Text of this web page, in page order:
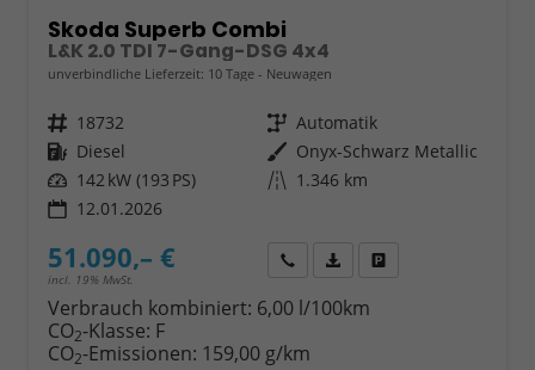
Skoda Superb Combi
L&K 2.0 TDI 7-Gang-DSG 4x4
unverbindliche Lieferzeit: 10 Tage Neuwagen
Fahrzeugnr. 18732 Getriebe Automatik
Kraftstoff Diesel Außenfarbe Onyx-Schwarz Metallic
Leistung 142 kW (193 PS) Kilometerstand 1.346 km
12.01.2026
51.090,– €
incl. 19% MwSt.
Wir rufen Sie anFahrzeugexposé (PDF)
Verbrauch kombiniert: 6,00 l/100km
CO2-Klasse: F
CO2-Emissionen: 159,00 g/km